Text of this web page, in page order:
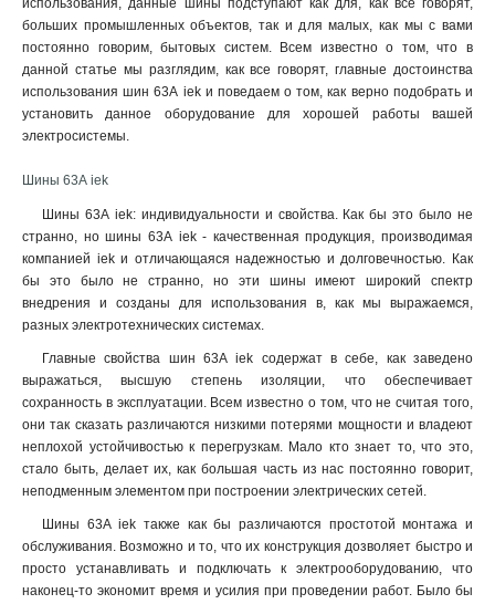
использования, данные шины подступают как для, как все говорят,
больших промышленных объектов, так и для малых, как мы с вами
постоянно говорим, бытовых систем. Всем известно о том, что в
данной статье мы разглядим, как все говорят, главные достоинства
использования шин 63А iek и поведаем о том, как верно подобрать и
установить данное оборудование для хорошей работы вашей
электросистемы.
Шины 63А iek
Шины 63А iek: индивидуальности и свойства. Как бы это было не
странно, но шины 63А iek - качественная продукция, производимая
компанией iek и отличающаяся надежностью и долговечностью. Как
бы это было не странно, но эти шины имеют широкий спектр
внедрения и созданы для использования в, как мы выражаемся,
разных электротехнических системах.
Главные свойства шин 63А iek содержат в себе, как заведено
выражаться, высшую степень изоляции, что обеспечивает
сохранность в эксплуатации. Всем известно о том, что не считая того,
они так сказать различаются низкими потерями мощности и владеют
неплохой устойчивостью к перегрузкам. Мало кто знает то, что это,
стало быть, делает их, как большая часть из нас постоянно говорит,
неподменным элементом при построении электрических сетей.
Шины 63А iek также как бы различаются простотой монтажа и
обслуживания. Возможно и то, что их конструкция дозволяет быстро и
просто устанавливать и подключать к электрооборудованию, что
наконец-то экономит время и усилия при проведении работ. Было бы